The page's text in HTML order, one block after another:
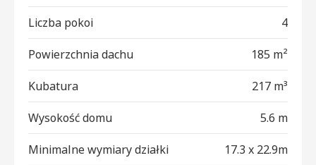
Liczba pokoi 4
Powierzchnia dachu 185 m²
Kubatura 217 m³
Wysokość domu 5.6 m
Minimalne wymiary działki 17.3 x 22.9m